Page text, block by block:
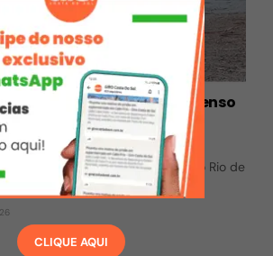
chuvas fortes e calor intenso
no estado do Rio
meses devem exigir atenção
e governantes do estado do Rio de
CLIQUE AQUI